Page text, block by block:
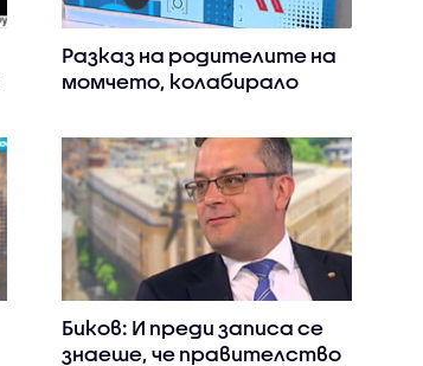
Разказ на родителите на
момчето, колабирало
газ (ВИДЕО)
Биков: И преди записа се
знаеше, че правителство